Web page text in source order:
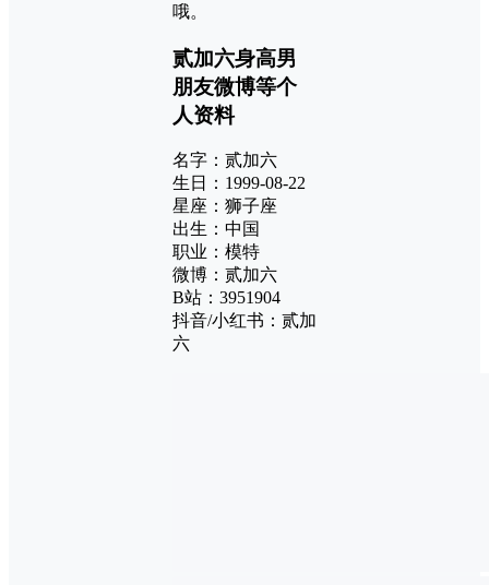
哦。
贰加六身高男
朋友微博等个
人资料
名字：贰加六
生日：1999-08-22
星座：狮子座
出生：中国
职业：模特
微博：贰加六
B站：3951904
抖音/小红书：贰加
六